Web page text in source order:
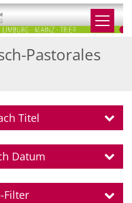
Pastorales
Titel
Datum
Filter